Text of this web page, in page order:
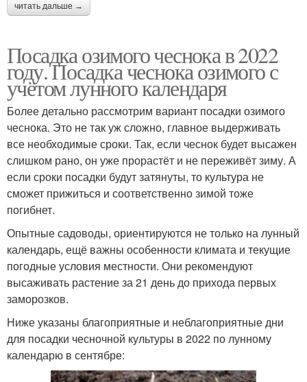
читать дальше →
Посадка озимого чеснока в 2022
году. Посадка чеснока озимого с
учётом лунного календаря
Более детально рассмотрим вариант посадки озимого
чеснока. Это не так уж сложно, главное выдерживать
все необходимые сроки. Так, если чеснок будет высажен
слишком рано, он уже прорастёт и не переживёт зиму. А
если сроки посадки будут затянуты, то культура не
сможет прижиться и соответственно зимой тоже
погибнет.
Опытные садоводы, ориентируются не только на лунный
календарь, ещё важны особенности климата и текущие
погодные условия местности. Они рекомендуют
высаживать растение за 21 день до прихода первых
заморозков.
Ниже указаны благоприятные и неблагоприятные дни
для посадки чесночной культуры в 2022 по лунному
календарю в сентябре: